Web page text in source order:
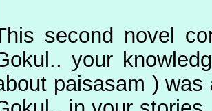
second novel
your
paisasam )